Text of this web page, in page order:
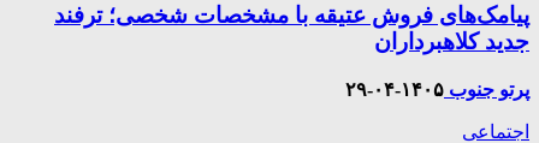
پیامک‌های فروش عتیقه با مشخصات شخصی؛ ترفند
جدید کلاهبرداران
پرتو جنوب ۱۴۰۵-۰۴-۲۹
اجتماعی